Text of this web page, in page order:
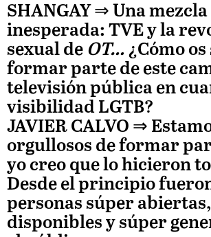
SHANGAY ⇒ Una mezcla
inesperada: TVE y la
sexual de OT… ¿Cómo
formar parte de este
televisión pública en
visibilidad LGTB?
JAVIER CALVO ⇒
orgullosos de formar
yo creo que lo hicieron
Desde el principio
personas súper
disponibles y súper